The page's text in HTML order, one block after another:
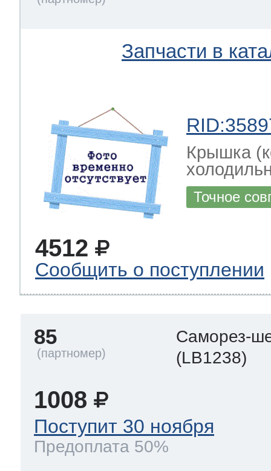
Запчасти в
Крышка
Точное
4512
Сообщить о поступлении
85
Саморез-
(LB1238)
1008
Поступит 30 ноября
Предоплата 50%